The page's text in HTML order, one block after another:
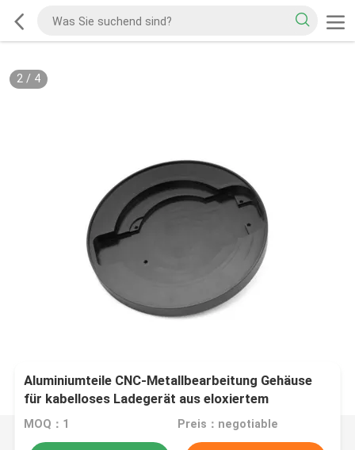
2/ 4
Aluminiumteile CNC-Metallbearbeitung Gehäuse
für kabelloses Ladegerät aus eloxiertem
Aluminium
MOQ：1 Preis：negotiable